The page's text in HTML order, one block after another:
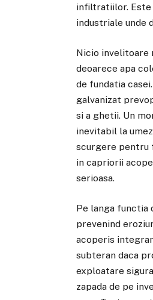
infiltratiilor.
industriale unde
Nicio invelitoare
deoarece apa
de fundatia
galvanizat
si a ghetii. Un
inevitabil la
scurgere pentru
in capriorii
serioasa.
Pe langa functia
prevenind
acoperis
subteran daca
exploatare
zapada de pe